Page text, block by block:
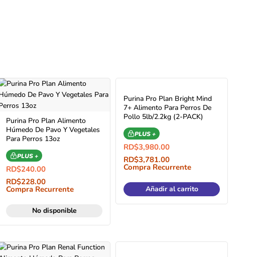
Purina Pro Plan Alimento
Húmedo De Pavo Y Vegetales
Para Perros 13oz
PLUS +
RD$240.00
RD$228.00
Compra Recurrente
No disponible
Purina Pro Plan Bright Mind
7+ Alimento Para Perros De
Pollo 5lb/2.2kg (2-PACK)
PLUS +
RD$3,980.00
RD$3,781.00
Compra Recurrente
Añadir al carrito